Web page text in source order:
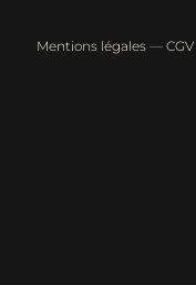
Mentions légales — CGV